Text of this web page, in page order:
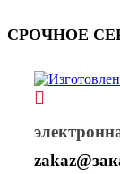
СРОЧНОЕ